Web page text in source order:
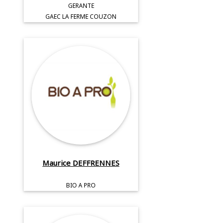
GERANTE
GAEC LA FERME COUZON
Maurice DEFFRENNES
BIO A PRO